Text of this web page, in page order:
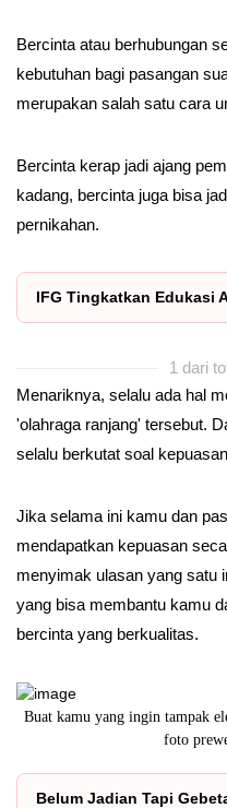
Bercinta atau berhubungan
kebutuhan bagi pasangan
merupakan salah satu cara
Bercinta kerap jadi ajang
kadang, bercinta juga bisa
pernikahan.
IFG Tingkatkan Edukasi
1 dari
Menariknya, selalu ada hal
'olahraga ranjang' tersebut.
selalu berkutat soal
Jika selama ini kamu dan
mendapatkan kepuasan
menyimak ulasan yang satu
yang bisa membantu kamu
bercinta yang berkualitas.
dalam Di tahun ini, IFG
Belum Jadian Tapi